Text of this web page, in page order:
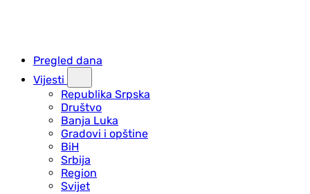
Pregled dana
Vijesti
Republika Srpska
Društvo
Banja Luka
Gradovi i opštine
BiH
Srbija
Region
Svijet